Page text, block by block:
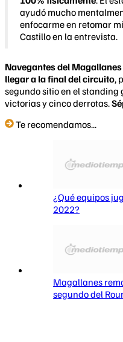
ayudó mucho
enfocarme en retomar
Castillo en la entrevista.
Navegantes del
llegar a la final del circuito,
segundo sitio en el standing
victorias y cinco derrotas.
Te recomendamos...
¿Qué equipos
2022?
Magallanes
segundo del